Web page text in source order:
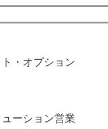
ト・オプション
ーション営業